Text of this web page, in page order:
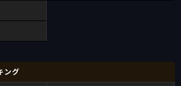
ング